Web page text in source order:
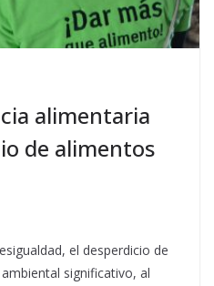
alimentaria
de alimentos
el desperdicio de
significativo, al